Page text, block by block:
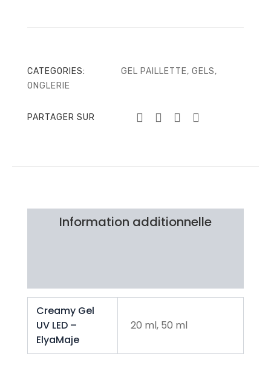
CATEGORIES: GEL PAILLETTE, GELS,
ONGLERIE
PARTAGER SUR
Information additionnelle
Creamy Gel
UV LED –
ElyaMaje
20 ml, 50 ml